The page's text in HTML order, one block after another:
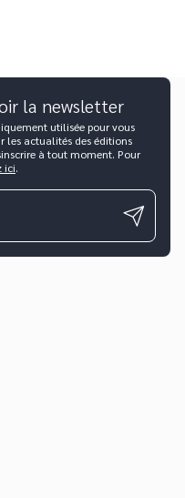
la newsletter
utilisée pour vous
les actualités des éditions
à tout moment. Pour
ici.